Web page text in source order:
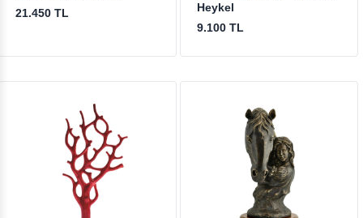
21.450 TL
Heykel
9.100 TL